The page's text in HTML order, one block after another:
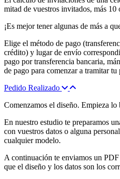
mitad de vuestros invitados, más 10
¡Es mejor tener algunas de más a
Elige el método de pago
crédito) y lugar de envío
pago por transferencia bancaria,
de pago para comenzar a tramitar
Pedido Realizado
Comenzamos el diseño. Empieza lo
En nuestro estudio te preparamos
con vuestros datos o alguna
cualquier modelo.
A continuación te enviamos un
que el diseño y los datos son los